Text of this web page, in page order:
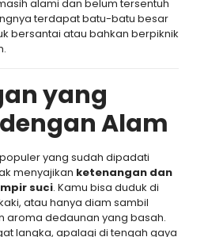
alami dan belum tersentuh
terdapat batu-batu besar
bersantai atau bahkan berpiknik
yang
Alam
yang sudah dipadati
menyajikan ketenangan dan
suci. Kamu bisa duduk di
atau hanya diam sambil
aroma dedaunan yang basah.
langka, apalagi di tengah gaya